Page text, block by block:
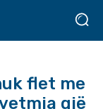
flet me
gjë